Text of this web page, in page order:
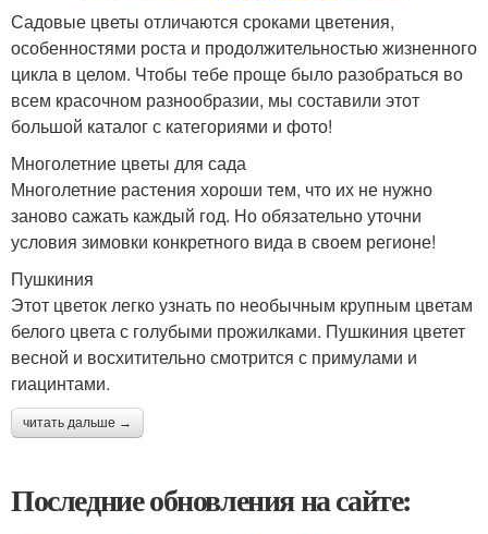
Садовые цветы отличаются сроками цветения,
особенностями роста и продолжительностью жизненного
цикла в целом. Чтобы тебе проще было разобраться во
всем красочном разнообразии, мы составили этот
большой каталог с категориями и фото!
Многолетние цветы для сада
Многолетние растения хороши тем, что их не нужно
заново сажать каждый год. Но обязательно уточни
условия зимовки конкретного вида в своем регионе!
Пушкиния
Этот цветок легко узнать по необычным крупным цветам
белого цвета с голубыми прожилками. Пушкиния цветет
весной и восхитительно смотрится с примулами и
гиацинтами.
читать дальше →
Последние обновления на сайте: